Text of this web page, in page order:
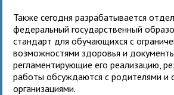
Также сегодня разрабатывается
федеральный государственный
стандарт для обучающихся с
возможностями здоровья и
регламентирующие его реализацию,
работы обсуждаются с родителями и
организациями.